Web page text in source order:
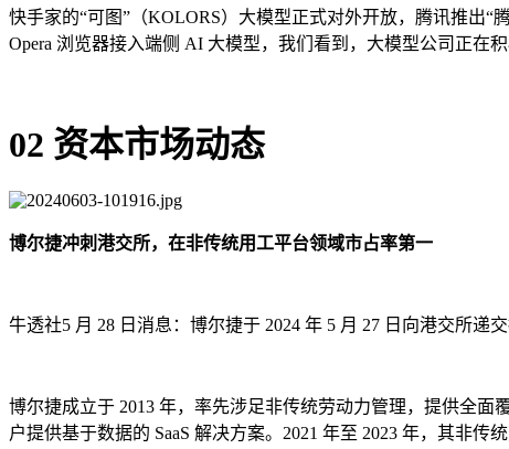
快手家的“可图”（KOLORS）大模型正式对外开放，腾讯推出
Opera 浏览器接入端侧 AI 大模型，我们看到，大模型公司正在
02 资本市场动态
博尔捷冲刺港交所，在非传统用工平台领域市占率第一
牛透社5 月 28 日消息：博尔捷于 2024 年 5 月 27 日向港交所递
博尔捷成立于 2013 年，率先涉足非传统劳动力管理，提供全
户提供基于数据的 SaaS 解决方案。2021 年至 2023 年，其非传